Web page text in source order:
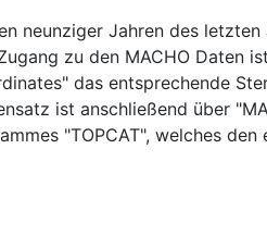
neunziger Jahren des
zu den MACHO Daten
das entsprechende
ist anschließend über
"TOPCAT", welches